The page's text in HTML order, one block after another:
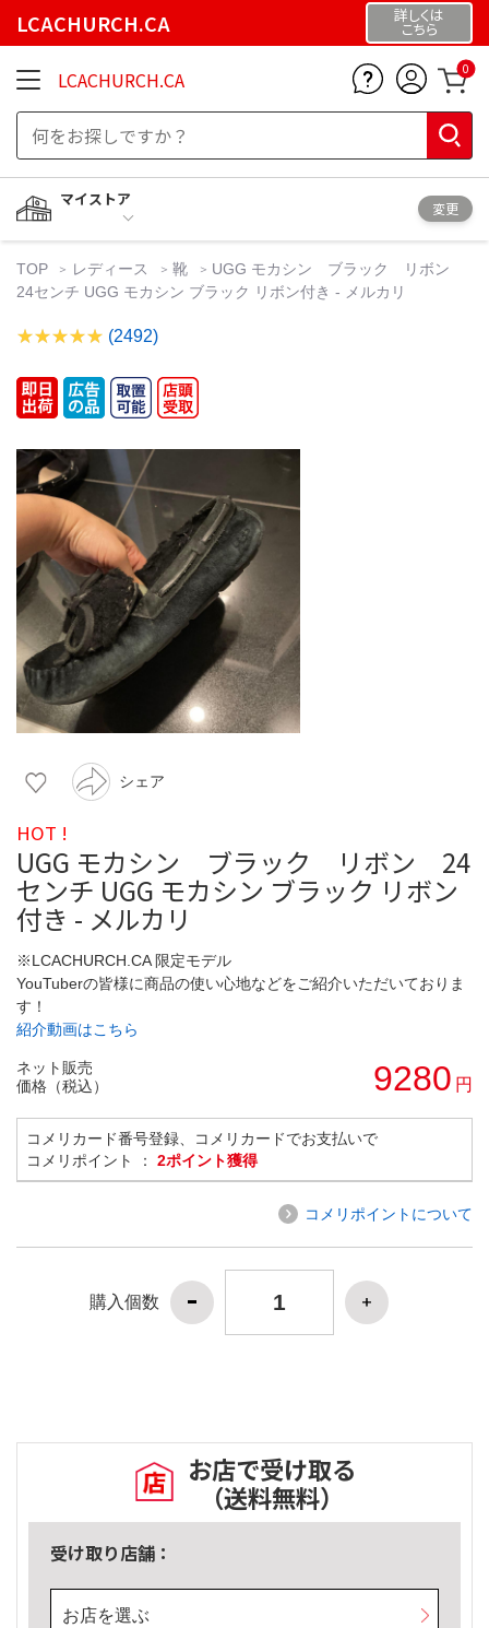
LCACHURCH.CA 詳しくは
こちら
LCACHURCH.CA 0
マイストア
変更
TOP レディース 靴
UGG モカシン ブラック リボン
24センチ UGG モカシン ブラック リボン付き - メルカリ
(2492)
シェア
HOT !
UGG モカシン ブラック リボン 24
センチ UGG モカシン ブラック リボン
付き - メルカリ
※LCACHURCH.CA 限定モデル
YouTuberの皆様に商品の使い心地などをご紹介いただいておりま
す！
紹介動画はこちら
ネット販売
価格（税込）
9280 円
コメリカード番号登録、コメリカードでお支払いで
コメリポイント ： 2ポイント獲得
コメリポイントについて
購入個数
お店で受け取る
（送料無料）
受け取り店舗：
お店を選ぶ